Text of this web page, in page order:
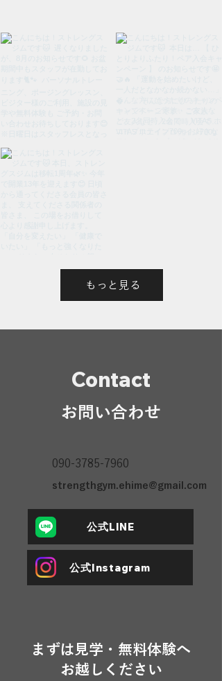
もっと見る
Contact
お問い合わせ
090-3785-7960
strengthgym.ehime@gmail.com
公式LINE
公式Instagram
まずは見学・無料体験へ
​お越しください